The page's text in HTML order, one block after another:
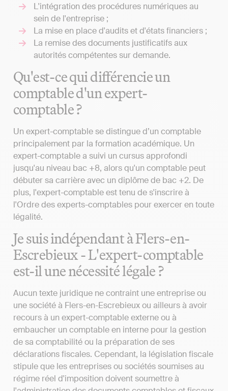
L'intégration des procédures numériques au
sein de l'entreprise ;
La mise en place d'audits et d'états financiers ;
La remise des documents justificatifs aux
autorités compétentes sur demande.
Qu'est-ce qui différencie un
comptable d'un expert-
comptable ?
Un expert-comptable se distingue d’un comptable
principalement par la formation académique. Un
expert-comptable a suivi un cursus approfondi
jusqu'au niveau bac +8, alors qu'un comptable peut
débuter sa carrière avec un diplôme de bac +2. De
plus, l'expert-comptable est tenu de s'inscrire à
l'Ordre des experts-comptables pour exercer en toute
légalité.
Je suis indépendant à Flers-en-
Escrebieux - L'expert-comptable
est-il une nécessité légale ?
Aucun texte juridique ne contraint une entreprise ou
une société à Flers-en-Escrebieux ou ailleurs à avoir
recours à un expert-comptable externe ou à
embaucher un comptable en interne pour la gestion
de sa comptabilité ou la préparation de ses
déclarations fiscales. Cependant, la législation fiscale
stipule que les entreprises ou sociétés soumises au
régime réel d'imposition doivent soumettre à